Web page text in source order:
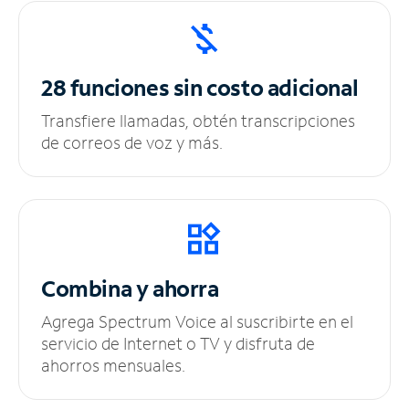
28 funciones sincosto adicional
Transfiere llamadas, obtén transcripciones
de correos de voz y más.
Combina y ahorra
Agrega Spectrum Voice al suscribirte en el
servicio de Internet o TV y disfruta de
ahorros mensuales.